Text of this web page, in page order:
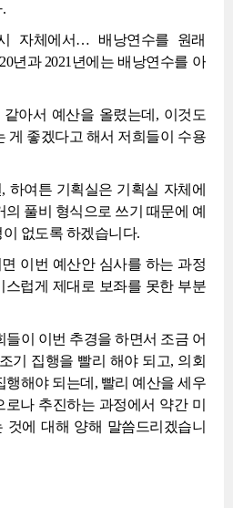
자체에서… 배낭연수를 원래
년과 2021년에는 배낭연수를 아
아서 예산을 올렸는데, 이것도
게 좋겠다고 해서 저희들이 수용
하여튼 기획실은 기획실 자체에
풀비 형식으로 쓰기 때문에 예
없도록 하겠습니다.
이번 예산안 심사를 하는 과정
스럽게 제대로 보좌를 못한 부분
들이 이번 추경을 하면서 조금 어
기 집행을 빨리 해야 되고, 의회
행해야 되는데, 빨리 예산을 세우
나 추진하는 과정에서 약간 미
것에 대해 양해 말씀드리겠습니